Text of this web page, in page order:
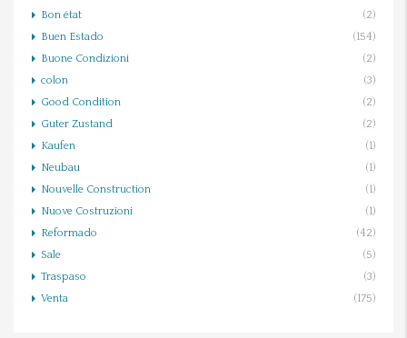
Bon état
(2)
Buen Estado
(154)
Buone Condizioni
(2)
colon
(3)
Good Condition
(2)
Guter Zustand
(2)
Kaufen
(1)
Neubau
(1)
Nouvelle Construction
(1)
Nuove Costruzioni
(1)
Reformado
(42)
Sale
(5)
Traspaso
(3)
Venta
(175)